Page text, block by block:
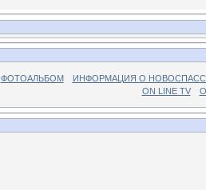
ФОТОАЛЬБОМ
ИНФОРМАЦИЯ О
ON LINE TV